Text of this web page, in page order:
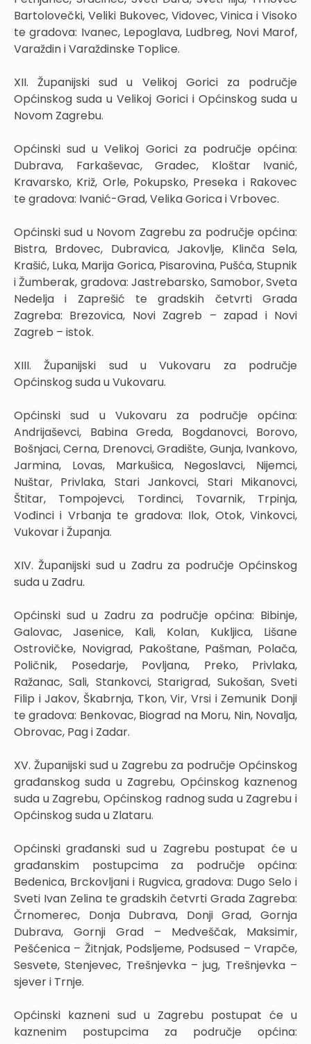
Bartolovečki, Veliki Bukovec, Vidovec, Vinica i Visoko
te gradova: Ivanec, Lepoglava, Ludbreg, Novi Marof,
Varaždin i Varaždinske Toplice.
XII. Županijski sud u Velikoj Gorici za područje
Općinskog suda u Velikoj Gorici i Općinskog suda u
Novom Zagrebu.
Općinski sud u Velikoj Gorici za područje općina:
Dubrava, Farkaševac, Gradec, Kloštar Ivanić,
Kravarsko, Križ, Orle, Pokupsko, Preseka i Rakovec
te gradova: Ivanić-Grad, Velika Gorica i Vrbovec.
Općinski sud u Novom Zagrebu za područje općina:
Bistra, Brdovec, Dubravica, Jakovlje, Klinča Sela,
Krašić, Luka, Marija Gorica, Pisarovina, Pušća, Stupnik
i Žumberak, gradova: Jastrebarsko, Samobor, Sveta
Nedelja i Zaprešić te gradskih četvrti Grada
Zagreba: Brezovica, Novi Zagreb – zapad i Novi
Zagreb – istok.
XIII. Županijski sud u Vukovaru za područje
Općinskog suda u Vukovaru.
Općinski sud u Vukovaru za područje općina:
Andrijaševci, Babina Greda, Bogdanovci, Borovo,
Bošnjaci, Cerna, Drenovci, Gradište, Gunja, Ivankovo,
Jarmina, Lovas, Markušica, Negoslavci, Nijemci,
Nuštar, Privlaka, Stari Jankovci, Stari Mikanovci,
Štitar, Tompojevci, Tordinci, Tovarnik, Trpinja,
Vođinci i Vrbanja te gradova: Ilok, Otok, Vinkovci,
Vukovar i Županja.
XIV. Županijski sud u Zadru za područje Općinskog
suda u Zadru.
Općinski sud u Zadru za područje općina: Bibinje,
Galovac, Jasenice, Kali, Kolan, Kukljica, Lišane
Ostrovičke, Novigrad, Pakoštane, Pašman, Polača,
Poličnik, Posedarje, Povljana, Preko, Privlaka,
Ražanac, Sali, Stankovci, Starigrad, Sukošan, Sveti
Filip i Jakov, Škabrnja, Tkon, Vir, Vrsi i Zemunik Donji
te gradova: Benkovac, Biograd na Moru, Nin, Novalja,
Obrovac, Pag i Zadar.
XV. Županijski sud u Zagrebu za područje Općinskog
građanskog suda u Zagrebu, Općinskog kaznenog
suda u Zagrebu, Općinskog radnog suda u Zagrebu i
Općinskog suda u Zlataru.
Općinski građanski sud u Zagrebu postupat će u
građanskim postupcima za područje općina:
Bedenica, Brckovljani i Rugvica, gradova: Dugo Selo i
Sveti Ivan Zelina te gradskih četvrti Grada Zagreba:
Črnomerec, Donja Dubrava, Donji Grad, Gornja
Dubrava, Gornji Grad – Medveščak, Maksimir,
Pešćenica – Žitnjak, Podsljeme, Podsused – Vrapče,
Sesvete, Stenjevec, Trešnjevka – jug, Trešnjevka –
sjever i Trnje.
Općinski kazneni sud u Zagrebu postupat će u
kaznenim postupcima za područje općina: